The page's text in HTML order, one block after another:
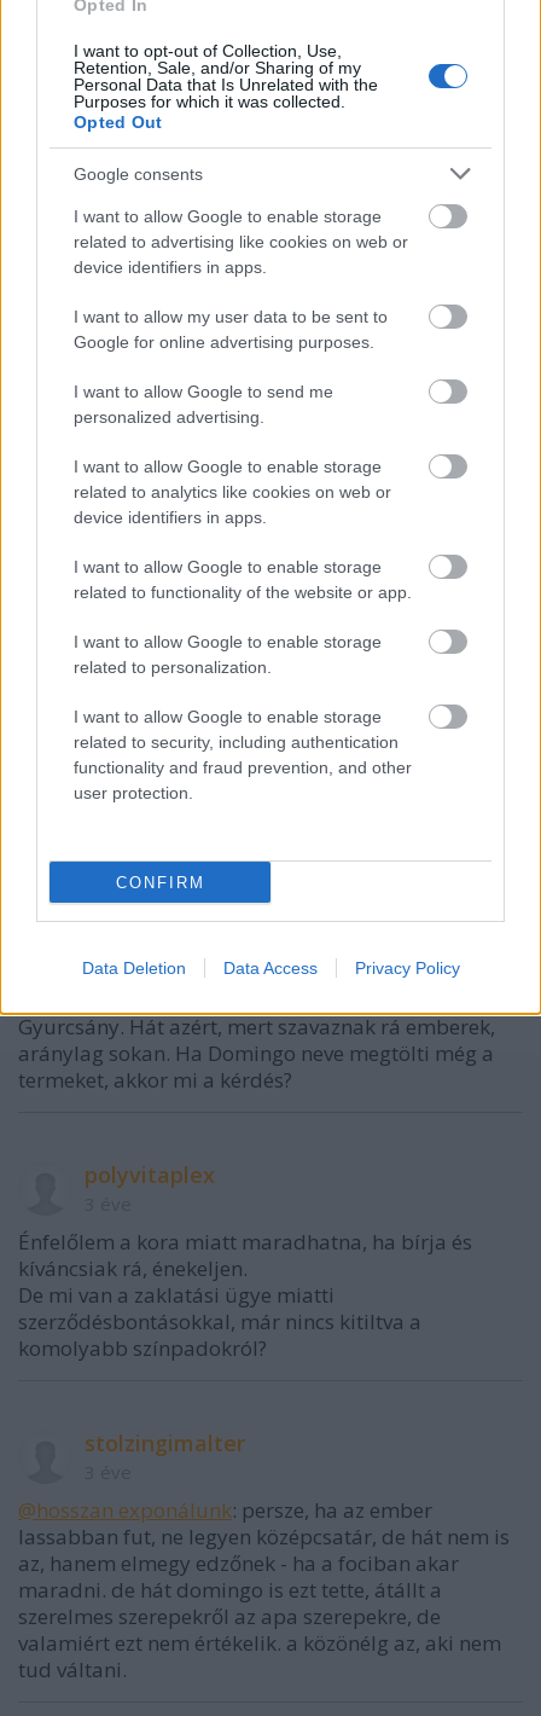
Opted In
I want to opt-out of Collection, Use,
Retention, Sale, and/or Sharing of my
Personal Data that Is Unrelated with the
Purposes for which it was collected.
Opted Out
Google consents
I want to allow Google to enable storage
related to advertising like cookies on web or
device identifiers in apps.
I want to allow my user data to be sent to
Google for online advertising purposes.
I want to allow Google to send me
personalized advertising.
I want to allow Google to enable storage
related to analytics like cookies on web or
device identifiers in apps.
I want to allow Google to enable storage
related to functionality of the website or app.
I want to allow Google to enable storage
related to personalization.
I want to allow Google to enable storage
related to security, including authentication
functionality and fraud prevention, and other
user protection.
CONFIRM
Data Deletion Data Access Privacy Policy
egy salzburgit Trubadurt. Nekem az is élvezhetetlen
hősszerelmes szerepben. Nem értettem, miért
engedik.
Biztos nem vennék jegyet egy olyan előadásra,
amiben ő szerepel. Akik meg mégis megveszik, azok
vessenek magukra.:-)
hosszan exponálunk
Domingohoz persze nem tudok hozzászólni, de
mostanában elég gyakran érzem, hogy van valami
abban az ótvaros közhelyben, hogy a csúcson kell
abbahagyni. Nem mondanám meg senkinek, hogy
mikor vonuljon vissza, de az a szekunder szégyen,
amit érzek néha amikor bekapcsolom a tv-t vagy
sportközvetítést nézek, elgondolkodtat. Nyilván nem
tudom, milyen elsők közt az elsőnek lenni, de kellett
mint régen...
stolzingimalter
@Csodabogár: de hát nem kötelező. nem engedik,
hanem felkérik, mert az emberek rá kíváncsiak.
nyilvánmost is erről van szó, elmennek, és
háborognak, ez vaami szertartás lehet
Aurora86
@Csodabogár: Ez olyan, mint amikor azon
Gyurcsány. Hát azért, mert szavaznak rá emberek,
aránylag sokan. Ha Domingo neve megtölti még a
termeket, akkor mi a kérdés?
polyvitaplex
Énfelőlem a kora miatt maradhatna, ha bírja és
kíváncsiak rá, énekeljen.
De mi van a zaklatási ügye miatti
szerződésbontásokkal, már nincs kitiltva a
komolyabb színpadokról?
stolzingimalter
@hosszan exponálunk: persze, ha az ember
lassabban fut, ne legyen középcsatár, de hát nem is
az, hanem elmegy edzőnek - ha a fociban akar
maradni. de hát domingo is ezt tette, átállt a
szerelmes szerepekről az apa szerepekre, de
valamiért ezt nem értékelik. a közönélg az, aki nem
tud váltani.